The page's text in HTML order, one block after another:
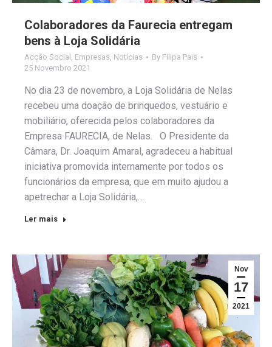
Colaboradores da Faurecia entregam
bens à Loja Solidária
Acção Social Empresas Notícias By Filipa Pais
25 Novembro 2021
No dia 23 de novembro, a Loja Solidária de Nelas
recebeu uma doação de brinquedos, vestuário e
mobiliário, oferecida pelos colaboradores da
Empresa FAURECIA, de Nelas. O Presidente da
Câmara, Dr. Joaquim Amaral, agradeceu a habitual
iniciativa promovida internamente por todos os
funcionários da empresa, que em muito ajudou a
apetrechar a Loja Solidária,…
Ler mais
Nov
17
2021